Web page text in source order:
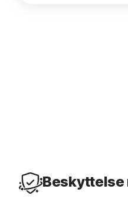
Beskyttelse